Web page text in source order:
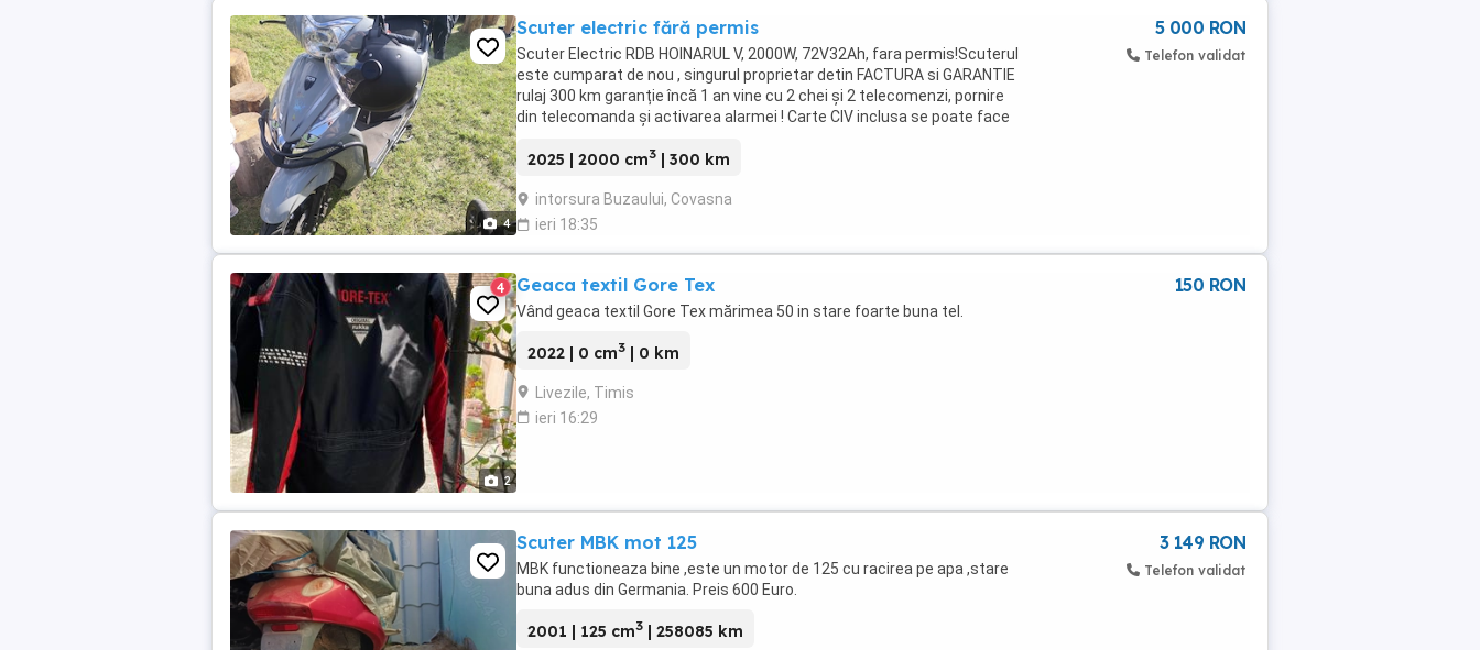
4
Scuter electric fără permis
Scuter Electric RDB HOINARUL V, 2000W, 72V32Ah, fara permis!Scuterul
este cumparat de nou , singurul proprietar detin FACTURA si GARANTIE
rulaj 300 km garanție încă 1 an vine cu 2 chei și 2 telecomenzi, pornire
din telecomanda și activarea alarmei ! Carte CIV inclusa se poate face
2025 | 2000 cm3 | 300 km
intorsura Buzaului, Covasna
ieri 18:35
5 000 RON
Telefon validat
2
4 Geaca textil Gore Tex
Vând geaca textil Gore Tex mărimea 50 in stare foarte buna tel.
2022 | 0 cm3 | 0 km
Livezile, Timis
ieri 16:29
150 RON
Scuter MBK mot 125
MBK functioneaza bine ,este un motor de 125 cu racirea pe apa ,stare
buna adus din Germania. Preis 600 Euro.
2001 | 125 cm3 | 258085 km
3 149 RON
Telefon validat